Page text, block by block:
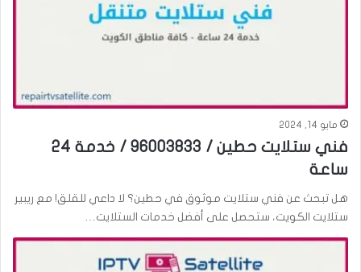
مايو 14, 2024
فني ستلايت حطين / 96003833 / خدمة 24
ساعة
هل تبحث عن فني ستلايت موثوق في حطين؟ لا داعي للقلق! مع ريبير
ستلايت الكويت، ستحصل على أفضل خدمات الستلايت…